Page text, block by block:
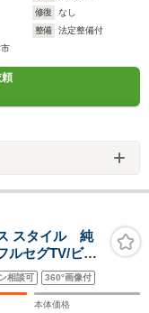
修復
なし
整備
法定整備付
スタイル 純
ルセグTV/ビル
ルーズコント
/ドライブレコ
/禁煙車
相談可 360°画像付
本体価格